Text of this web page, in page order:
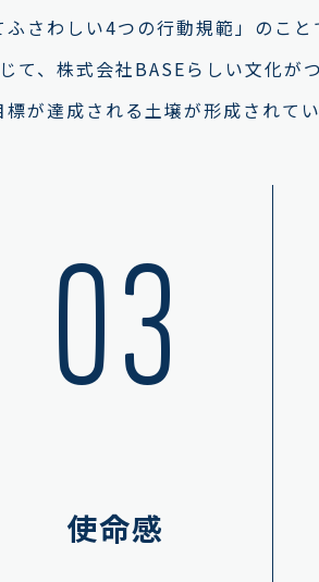
さわしい4つの行動規範」のこと
、株式会社BASEらしい文化がつ
が達成される土壌が形成されてい
03
使命感